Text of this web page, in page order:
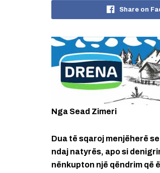
Share on
Nga Sead Zimeri
Dua të sqaroj menjëherë
ndaj natyrës, apo si
nënkupton një qëndrim që